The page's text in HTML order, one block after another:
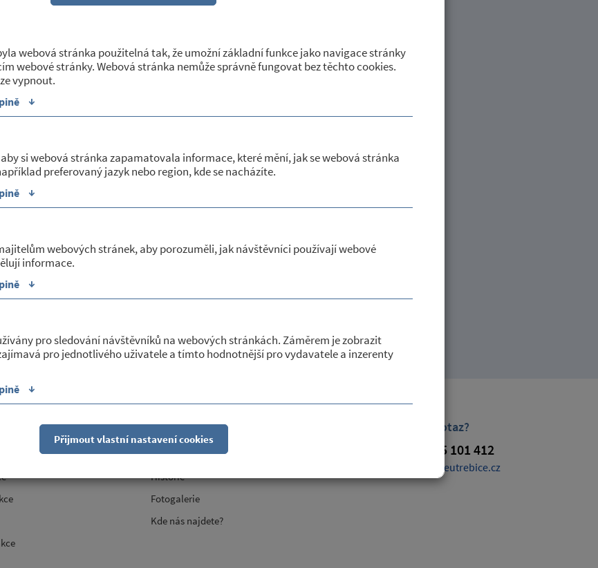
webová stránka použitelná tak, že umožní základní funkce jako navigace stránky
webové stránky. Webová stránka nemůže správně fungovat bez těchto cookies.
vypnout.
↓
si webová stránka zapamatovala informace, které mění, jak se webová stránka
preferovaný jazyk nebo region, kde se nacházíte.
↓
webových stránek, aby porozuměli, jak návštěvníci používají webové
informace.
↓
pro sledování návštěvníků na webových stránkách. Záměrem je zobrazit
pro jednotlivého uživatele a tímto hodnotnější pro vydavatele a inzerenty
↓
Přijmout vlastní nastavení cookies
„Jak správně topit a ušetřit“, která by se měla dostat do rukou co nejširší veřejnosti.
1. září 2022 - zákazu provozování spalovacího stacionárního zdroje na pevná paliva 1. a 2. emisní
kW včetně, který slouží jako zdroj tepla pro teplovodní soustavu ústředního vytápění a který není
O obci
Základní informace
Zastupitelstvo
Historie
Fotogalerie
Kde nás najdete?
Máte dotaz?
+420 725 101 412
obec@petroviceutrebice.cz